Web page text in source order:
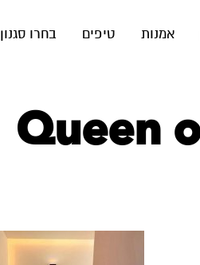
אמנות טיפים
בחרו סגנון
Queen